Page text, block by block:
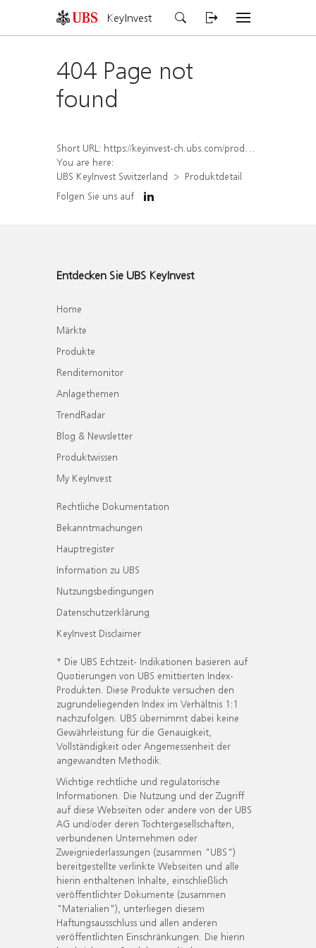
KeyInvest
404 Page not
found
Short URL: https://keyinvest-ch.ubs.com/produkt/detail/index/isin/CH1578794047
You are here:
UBS KeyInvest Switzerland
Produktdetail
Folgen Sie uns auf
Entdecken Sie UBS KeyInvest
Home
Märkte
Produkte
Renditemonitor
Anlagethemen
TrendRadar
Blog & Newsletter
Produktwissen
My KeyInvest
Rechtliche Dokumentation
Bekanntmachungen
Hauptregister
Information zu UBS
Nutzungsbedingungen
Datenschutzerklärung
KeyInvest Disclaimer
* Die UBS Echtzeit- Indikationen basieren auf
Quotierungen von UBS emittierten Index-
Produkten. Diese Produkte versuchen den
zugrundeliegenden Index im Verhältnis 1:1
nachzufolgen. UBS übernimmt dabei keine
Gewährleistung für die Genauigkeit,
Vollständigkeit oder Angemessenheit der
angewandten Methodik.
Wichtige rechtliche und regulatorische
Informationen. Die Nutzung und der Zugriff
auf diese Webseiten oder andere von der UBS
AG und/oder deren Tochtergesellschaften,
verbundenen Unternehmen oder
Zweigniederlassungen (zusammen "UBS")
bereitgestellte verlinkte Webseiten und alle
hierin enthaltenen Inhalte, einschließlich
veröffentlichter Dokumente (zusammen
"Materialien"), unterliegen diesem
Haftungsausschluss und allen anderen
veröffentlichten Einschränkungen. Die hierin